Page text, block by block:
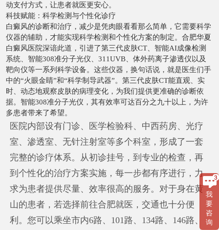
动支付方式，让患者就医更安心。
科技赋能：科学检测与个性化诊疗
白癜风的诊断和治疗，减少是凭肉眼看看那么简单，它需要科学
仪器的辅助，才能实现科学检测和个性化方案的制定。合肥华夏
白癜风医院深谙此道，引进了第三代皮肤CT、智能AI成像检测
系统、智能308准分子光仪、311UVB、体外药离子渗透仪以及
靶向仪等一系列科学设备。这些仪器，换句话说，就是医生们手
中的“火眼金睛”和“科学制导武器”。第三代皮肤CT能直观、实
时、动态地观察皮肤的病理变化，为我们提供更准确的诊断依
据。智能308准分子光仪，其有效率可达百分之九十以上，为许
多患者带来了希望。
医院内部设有门诊、医学检验科、中西药房、光疗
室、渗透室、无针注射室等多个科室，形成了一套
完整的诊疗体系。从初诊挂号，到专业的检查，再
到个性化的治疗方案实施，每一步都有序进行，力
求为患者提供尽量、效率很高的服务。对于身在黄
山的患者，若选择前往合肥就医，交通也十分便
利。您可以乘坐市内6路、101路、134路、146路、
我
要
咨
询